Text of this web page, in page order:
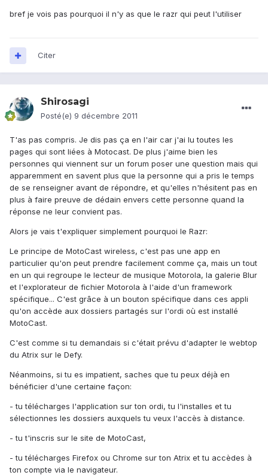
bref je vois pas pourquoi il n'y as que le razr qui peut l'utiliser
Citer
Shirosagi
Posté(e) 9 décembre 2011
T'as pas compris. Je dis pas ça en l'air car j'ai lu toutes les
pages qui sont liées à Motocast. De plus j'aime bien les
personnes qui viennent sur un forum poser une question mais qui
apparemment en savent plus que la personne qui a pris le temps
de se renseigner avant de répondre, et qu'elles n'hésitent pas en
plus à faire preuve de dédain envers cette personne quand la
réponse ne leur convient pas.
Alors je vais t'expliquer simplement pourquoi le Razr:
Le principe de MotoCast wireless, c'est pas une app en
particulier qu'on peut prendre facilement comme ça, mais un tout
en un qui regroupe le lecteur de musique Motorola, la galerie Blur
et l'explorateur de fichier Motorola à l'aide d'un framework
spécifique... C'est grâce à un bouton spécifique dans ces appli
qu'on accède aux dossiers partagés sur l'ordi où est installé
MotoCast.
C'est comme si tu demandais si c'était prévu d'adapter le webtop
du Atrix sur le Defy.
Néanmoins, si tu es impatient, saches que tu peux déjà en
bénéficier d'une certaine façon:
- tu télécharges l'application sur ton ordi, tu l'installes et tu
sélectionnes les dossiers auxquels tu veux l'accès à distance.
- tu t'inscris sur le site de MotoCast,
- tu télécharges Firefox ou Chrome sur ton Atrix et tu accèdes à
ton compte via le navigateur.